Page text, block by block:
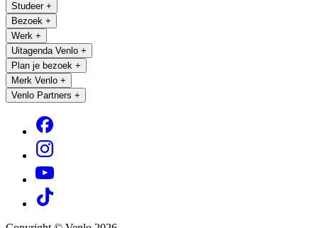
Studeer +
Bezoek +
Werk +
Uitagenda Venlo +
Plan je bezoek +
Merk Venlo +
Venlo Partners +